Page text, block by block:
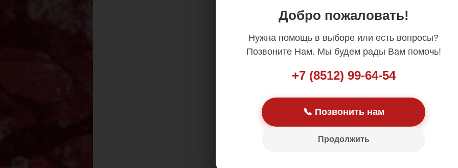
Добро пожаловать!
Нужна помощь в выборе или есть вопросы?
Позвоните Нам. Мы будем рады Вам помочь!
+7 (8512) 99-64-54
📞 Позвонить нам
Продолжить